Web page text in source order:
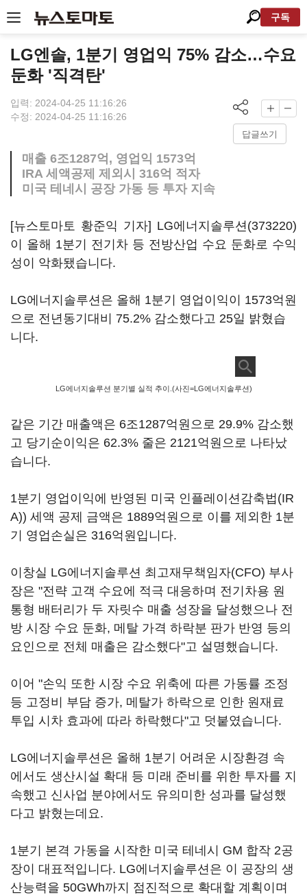
구독
LG엔솔, 1분기 영업익 75% 감소…수요
둔화 '직격탄'
입력: 2024-04-25 11:16:26
수정: 2024-04-25 11:16:26
답글쓰기
매출 6조1287억, 영업익 1573억
IRA 세액공제 제외시 316억 적자
미국 테네시 공장 가동 등 투자 지속
[뉴스토마토 황준익 기자] LG에너지솔루션(373220)
이 올해 1분기 전기차 등 전방산업 수요 둔화로 수익
성이 악화됐습니다.
LG에너지솔루션은 올해 1분기 영업이익이 1573억원
으로 전년동기대비 75.2% 감소했다고 25일 밝혔습
니다.
LG에너지솔루션 분기별 실적 추이.(사진=LG에너지솔루션)
같은 기간 매출액은 6조1287억원으로 29.9% 감소했
고 당기순이익은 62.3% 줄은 2121억원으로 나타났
습니다.
1분기 영업이익에 반영된 미국 인플레이션감축법(IR
A)) 세액 공제 금액은 1889억원으로 이를 제외한 1분
기 영업손실은 316억원입니다.
이창실 LG에너지솔루션 최고재무책임자(CFO) 부사
장은 "전략 고객 수요에 적극 대응하며 전기차용 원
통형 배터리가 두 자릿수 매출 성장을 달성했으나 전
방 시장 수요 둔화, 메탈 가격 하락분 판가 반영 등의
요인으로 전체 매출은 감소했다"고 설명했습니다.
이어 "손익 또한 시장 수요 위축에 따른 가동률 조정
등 고정비 부담 증가, 메탈가 하락으로 인한 원재료
투입 시차 효과에 따라 하락했다"고 덧붙였습니다.
LG에너지솔루션은 올해 1분기 어려운 시장환경 속
에서도 생산시설 확대 등 미래 준비를 위한 투자를 지
속했고 신사업 분야에서도 유의미한 성과를 달성했
다고 밝혔는데요.
1분기 본격 가동을 시작한 미국 테네시 GM 합작 2공
장이 대표적입니다. LG에너지솔루션은 이 공장의 생
산능력을 50GWh까지 점진적으로 확대할 계획이며